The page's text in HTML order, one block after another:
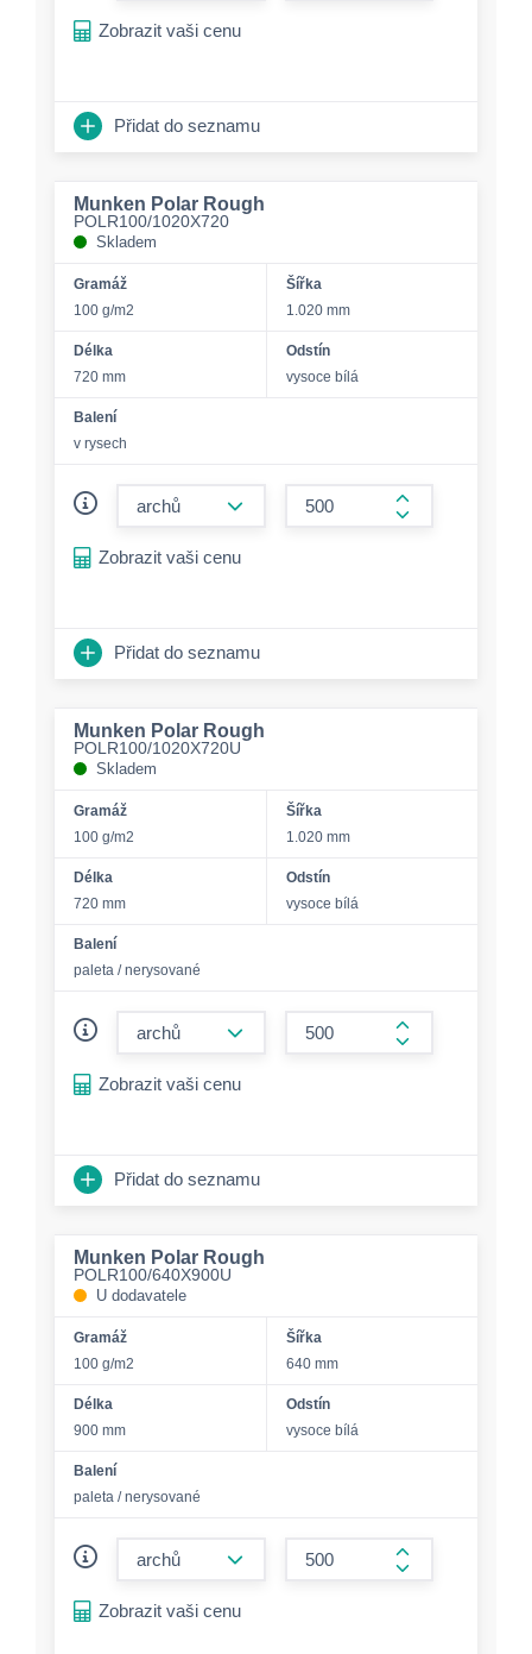
Zobrazit vaši cenu
Přidat do seznamu
Munken Polar Rough
POLR100/1020X720
Skladem
Gramáž
100 g/m2
Šířka
1.020 mm
Délka
720 mm
Odstín
vysoce bílá
Balení
v rysech
form.increase-
Zobrazit vaši cenu
Přidat do seznamu
Munken Polar Rough
POLR100/1020X720U
Skladem
Gramáž
100 g/m2
Šířka
1.020 mm
Délka
720 mm
Odstín
vysoce bílá
Balení
paleta / nerysované
form.increase-
Zobrazit vaši cenu
Přidat do seznamu
Munken Polar Rough
POLR100/640X900U
U dodavatele
Gramáž
100 g/m2
Šířka
640 mm
Délka
900 mm
Odstín
vysoce bílá
Balení
paleta / nerysované
form.increase-
Zobrazit vaši cenu